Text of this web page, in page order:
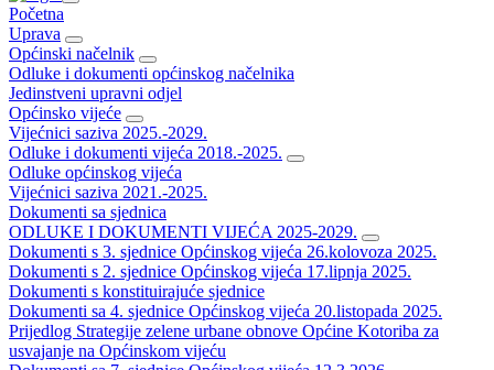
Početna
Uprava
Općinski načelnik
Odluke i dokumenti općinskog načelnika
Jedinstveni upravni odjel
Općinsko vijeće
Vijećnici saziva 2025.-2029.
Odluke i dokumenti vijeća 2018.-2025.
Odluke općinskog vijeća
Vijećnici saziva 2021.-2025.
Dokumenti sa sjednica
ODLUKE I DOKUMENTI VIJEĆA 2025-2029.
Dokumenti s 3. sjednice Općinskog vijeća 26.kolovoza 2025.
Dokumenti s 2. sjednice Općinskog vijeća 17.lipnja 2025.
Dokumenti s konstituirajuće sjednice
Dokumenti sa 4. sjednice Općinskog vijeća 20.listopada 2025.
Prijedlog Strategije zelene urbane obnove Općine Kotoriba za
usvajanje na Općinskom vijeću